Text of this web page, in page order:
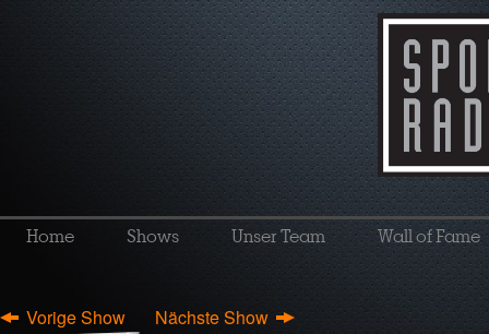
Home Shows Unser Team Wall of Fame
Vorige Show Nächste Show